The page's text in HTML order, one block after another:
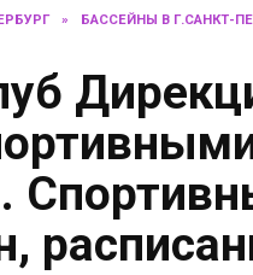
» БАССЕЙНЫ В Г.САНКТ-